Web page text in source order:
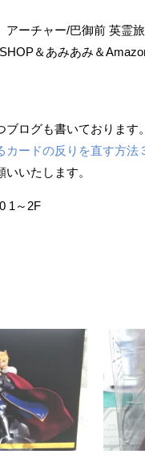
ーチャー/巴御前 英霊
＆あみあみ＆
ログも書いております。
カードの反りを直す方法
いたします。
1～2F